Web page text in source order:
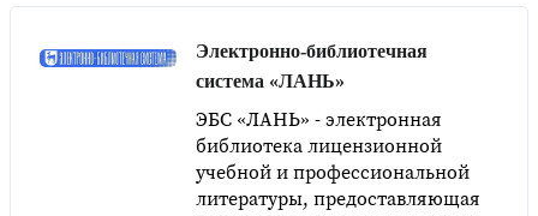
Электронно-библиотечная
система «ЛАНЬ»
ЭБС «ЛАНЬ» - электронная
библиотека лицензионной
учебной и профессиональной
литературы, предоставляющая